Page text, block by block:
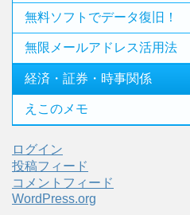
無料ソフトでデータ復旧！
無限メールアドレス活用法
経済・証券・時事関係
えこのメモ
ログイン
投稿フィード
コメントフィード
WordPress.org